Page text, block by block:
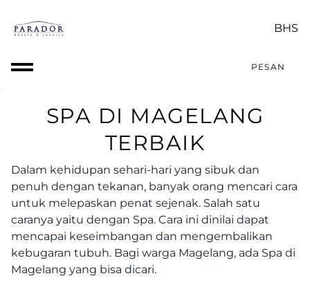
PESAN
SPA DI MAGELANG
TERBAIK
Dalam kehidupan sehari-hari yang sibuk dan
penuh dengan tekanan, banyak orang mencari cara
untuk melepaskan penat sejenak. Salah satu
caranya yaitu dengan Spa. Cara ini dinilai dapat
mencapai keseimbangan dan mengembalikan
kebugaran tubuh. Bagi warga Magelang, ada Spa di
Magelang yang bisa dicari.